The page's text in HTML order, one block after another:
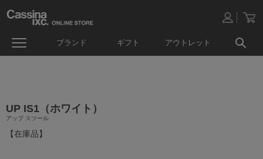
ブランド ギフト アウトレット
UP IS1（ホワイト）
アップ スツール
【在庫品】